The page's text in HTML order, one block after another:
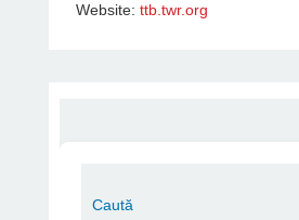
Website: ttb.twr.org